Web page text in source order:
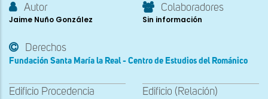
Autor
Jaime Nuño González
Colaboradores
Sin información
Derechos
Fundación Santa María la Real - Centro de Estudios del Románico
Edificio Procedencia
Edificio (Relación)